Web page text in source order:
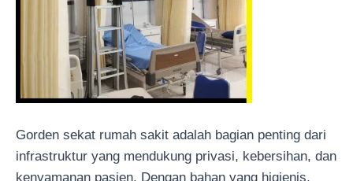
Gorden sekat rumah sakit adalah bagian penting dari
infrastruktur yang mendukung privasi, kebersihan, dan
kenyamanan pasien. Dengan bahan yang higienis,